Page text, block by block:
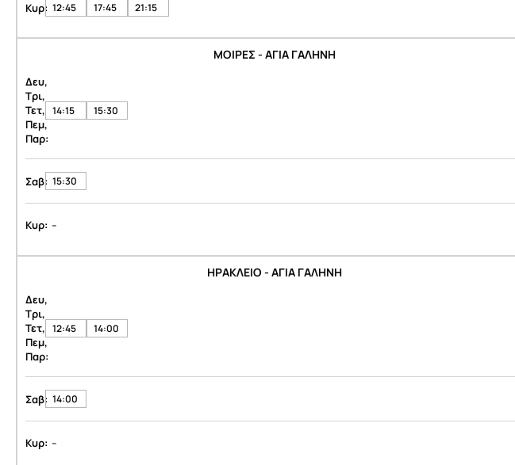
Κυρ: 12:45 17:45 21:15
ΜΟΙΡΕΣ - ΑΓΙΑ ΓΑΛΗΝΗ
Δευ,
Τρι,
Τετ,
Πεμ,
Παρ:
14:15 15:30
Σαβ: 15:30
Κυρ: -
ΗΡΑΚΛΕΙΟ - ΑΓΙΑ ΓΑΛΗΝΗ
Δευ,
Τρι,
Τετ,
Πεμ,
Παρ:
12:45 14:00
Σαβ: 14:00
Κυρ: -